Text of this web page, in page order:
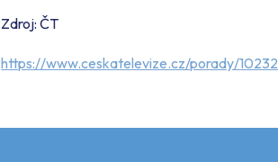
Zdroj: ČT
https://www.ceskatelevize.cz/porady/